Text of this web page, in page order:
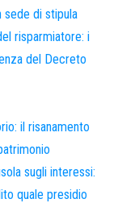
sede di stipula
risparmiatore: i
del Decreto
il risanamento
sugli interessi:
quale presidio